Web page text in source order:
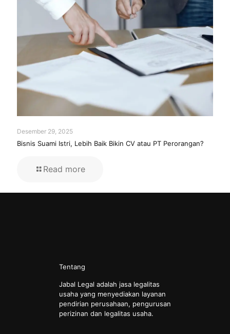
Desember 29, 2025
Bisnis Suami Istri, Lebih Baik Bikin CV atau PT Perorangan?
Read more
Tentang
Jabal Legal adalah jasa legalitas
usaha yang menyediakan layanan
pendirian perusahaan, pengurusan
perizinan dan legalitas usaha.